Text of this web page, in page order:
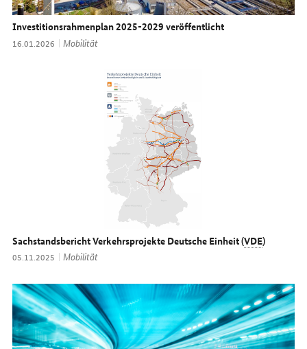
Investitionsrahmenplan 2025-2029 veröffentlicht
Datum:
16.01.2026 Thema:
Mobilität
Sachstandsbericht Verkehrsprojekte Deutsche Einheit (VDE)
Datum:
05.11.2025 Thema:
Mobilität